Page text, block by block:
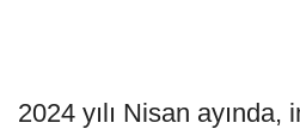
2024 yılı Nisan